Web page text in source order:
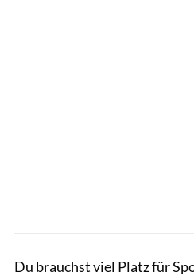
Du brauchst viel Platz für